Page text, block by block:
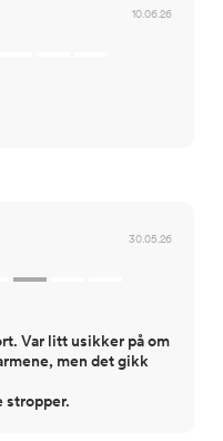
10.06.26
30.05.26
Var litt usikker på om
men det gikk
stropper.